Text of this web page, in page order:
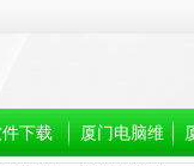
下载 厦门电脑维